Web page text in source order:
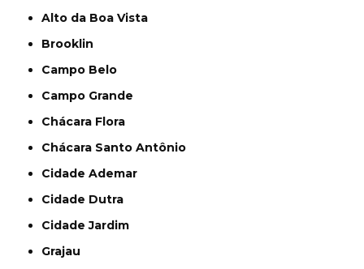
Alto da Boa Vista
Brooklin
Campo Belo
Campo Grande
Chácara Flora
Chácara Santo Antônio
Cidade Ademar
Cidade Dutra
Cidade Jardim
Grajau